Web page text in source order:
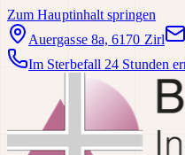
Zum Hauptinhalt springen
Auergasse 8a, 6170 Zirl
Im Sterbefall 24 Stunden